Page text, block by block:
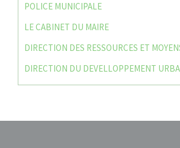
POLICE MUNICIPALE
LE CABINET DU MAIRE
DIRECTION DES RESSOURCES ET
DIRECTION DU DEVELLOPPEMENT